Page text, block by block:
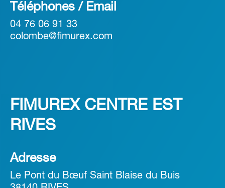
Téléphones / Email
04 76 06 91 33
colombe@fimurex.com
FIMUREX CENTRE EST
RIVES
Adresse
Le Pont du Bœuf Saint Blaise du Buis